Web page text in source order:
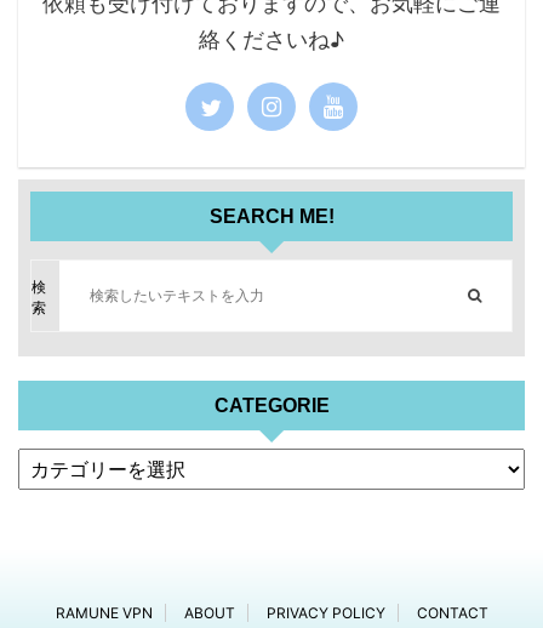
絡くださいね♪
SEARCH ME!
検
索
CATEGORIE
RAMUNE VPN ABOUT PRIVACY POLICY CONTACT